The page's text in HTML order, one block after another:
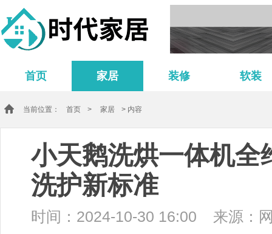
首页 家居 装修 软装
当前位置： 首页 > 家居 > 内容
小天鹅洗烘一体机全
洗护新标准
时间：2024-10-30 16:00
来源：